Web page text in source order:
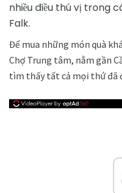
nhiều điều thú vị trong
Falk.
Để mua những món quà
Chợ Trung tâm, nằm gần
tìm thấy tất cả mọi thứ đã